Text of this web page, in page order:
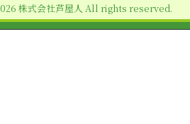
株式会社芦屋人 All rights reserved.